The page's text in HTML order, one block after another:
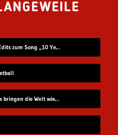
Daði Freyr: Fan-Video-Edits zum Song „10 Years“
Diese coolen Trickshots bringen die Welt wieder in Ordnung